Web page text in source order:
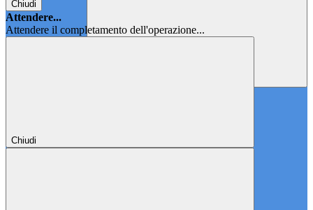
Chiudi
Attendere...
Attendere il completamento dell'operazione...
Chiudi